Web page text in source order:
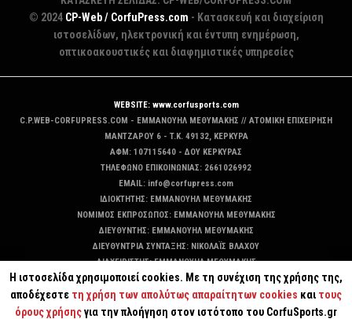
© 2024 CP-Web / CorfuPress.com - Κατασκευή και διαχείριση
ιστοσελίδων, ηλεκτρονική και έντυπη ενημέρωση,
οπτικοακουστικές και διαφημιστικές υπηρεσίες
WEBSITE: www.corfusports.com
C.P.WEB-CORFUPRESS.COM - ΕΜΜΑΝΟΥΗΛ ΜΕΘΥΜΑΚΗΣ // ΑΤΟΜΙΚΗ ΕΠΙΧΕΙΡΗΣΗ
MANTZAΡΟΥ 6 - T.K. 49132, ΚΕΡΚΥΡΑ
ΑΦΜ: 107115640 - ΔΟΥ ΚΕΡΚΥΡΑΣ
ΤΗΛΕΦΩΝΟ ΕΠΙΚΟΙΝΩΝΙΑΣ: 2661026992
EMAIL: info@corfupress.com
ΙΔΙΟΚΤΗΤΗΣ: EMMANOYΗΛ ΜΕΘΥΜΑΚΗΣ
ΝΟΜΙΜΟΣ ΕΚΠΡΟΣΩΠΟΣ: EMMANOYΗΛ ΜΕΘΥΜΑΚΗΣ
ΔΙΕΥΘΥΝΤΗΣ: EMMANOYΗΛ ΜΕΘΥΜΑΚΗΣ
ΔΙΕΥΘΥΝΤΡΙΑ ΣΥΝΤΑΞΗΣ: ΝΙΚΟΛΑΪΣ ΒΛΑΧΟΥ
ΔΙΑΧΕΙΡΙΣΤΗΣ: EMMANOYΗΛ ΜΕΘΥΜΑΚΗΣ
ΔΙΚΑΙΟΥΧΟΣ DOMAIN: ΕΜΜΑΝΟΥΗΛ ΜΕΘΥΜΑΚΗΣ
Η ιστοσελίδα χρησιμοποιεί cookies. Με τη συνέχιση της χρήσης της,
αποδέχεστε τη χρήση των απολύτως απαραίτητων cookies και τους
όρους χρήσηςγια την πλοήγηση στον ιστότοπο του CorfuSports.gr